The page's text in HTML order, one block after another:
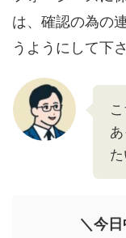
は、確認の為の
うようにして下さ
＼今